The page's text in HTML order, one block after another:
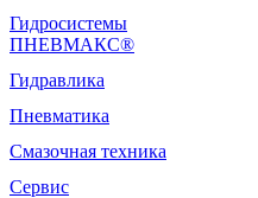
Гидросистемы
ПНЕВМАКС®
Гидравлика
Пневматика
Смазочная техника
Сервис